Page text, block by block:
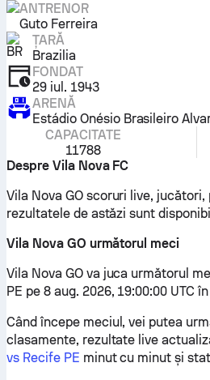
ANTRENOR
Guto Ferreira
ȚARĂ
Brazilia
FONDAT
29 iul. 1943
ARENĂ
Estádio Onésio Brasileiro
CAPACITATE
11788
Despre Vila Nova FC
Vila Nova GO scoruri live,
rezultatele de astăzi sunt
Vila Nova GO următorul meci
Vila Nova GO va juca următorul
PE pe 8 aug. 2026, 19:00:00 UTC
Când începe meciul, vei putea
clasamente, rezultate live
vs Recife PE minut cu minut și